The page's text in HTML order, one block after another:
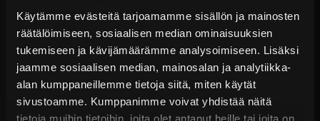
Käytämme evästeitä tarjoamamme sisällön ja mainosten
räätälöimiseen, sosiaalisen median ominaisuuksien
tukemiseen ja kävijämäärämme analysoimiseen. Lisäksi
jaamme sosiaalisen median, mainosalan ja analytiikka-
alan kumppaneillemme tietoja siitä, miten käytät
sivustoamme. Kumppanimme voivat yhdistää näitä
tietoja muihin tietoihin, joita olet antanut heille tai joita on
Tuotteilla on myös 1 vuoden takuu.
Tein Flex Z -alustasarjoissa on tehtaalta lähtien suljettu
iskunvaimennin. Vaihto onnistuu vain koko
iskunvaimenninyksikön vaihtamisella, mikä on edullista ja